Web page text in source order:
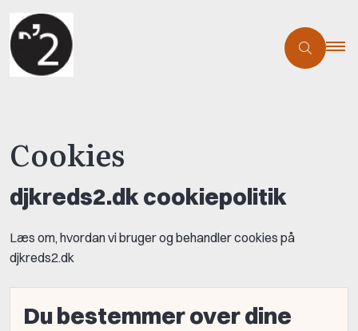
Cookies
djkreds2.dk cookiepolitik
Læs om, hvordan vi bruger og behandler cookies på
djkreds2.dk
Du bestemmer over dine